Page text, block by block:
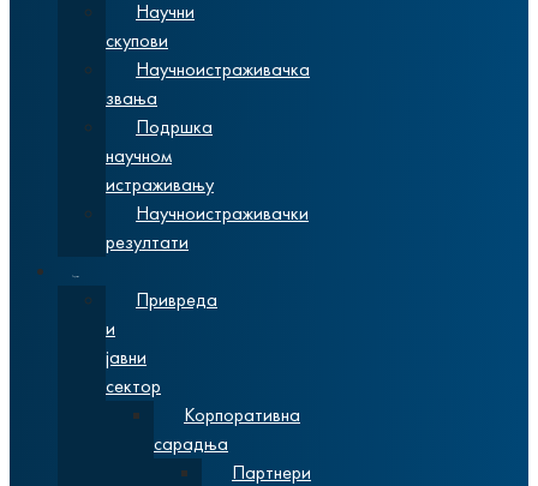
Научни
скупови
Научноистраживачка
звања
Подршка
научном
истраживању
Научноистраживачки
резултати
Привреда
и
јавни
сектор
Корпоративна
сарадња
Партнери